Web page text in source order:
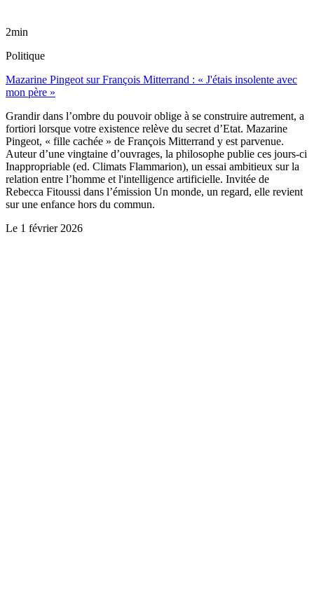
2min
Politique
Mazarine Pingeot sur François Mitterrand : « J'étais insolente avec
mon père »
Grandir dans l’ombre du pouvoir oblige à se construire autrement, a
fortiori lorsque votre existence relève du secret d’Etat. Mazarine
Pingeot, « fille cachée » de François Mitterrand y est parvenue.
Auteur d’une vingtaine d’ouvrages, la philosophe publie ces jours-ci
Inappropriable (ed. Climats Flammarion), un essai ambitieux sur la
relation entre l’homme et l'intelligence artificielle. Invitée de
Rebecca Fitoussi dans l’émission Un monde, un regard, elle revient
sur une enfance hors du commun.
Le 1 février 2026